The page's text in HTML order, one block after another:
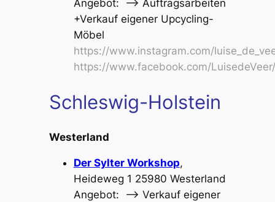
Angebot: –> Auftragsarbeiten
+Verkauf eigener Upcycling-
Möbel
https://www.instagram.com/
https://www.facebook.com/LuisedeVeer/
Schleswig-Holstein
Westerland
Der Sylter Workshop,
Heideweg 1 25980 Westerland
Angebot: –> Verkauf eigener